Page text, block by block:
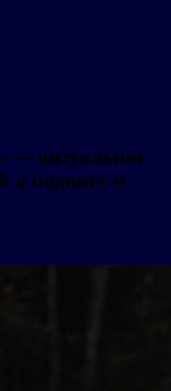
— визуальное
о подвиге и